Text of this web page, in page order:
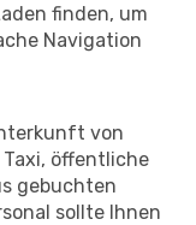
finden, um
Navigation
von
öffentliche
gebuchten
sollte Ihnen